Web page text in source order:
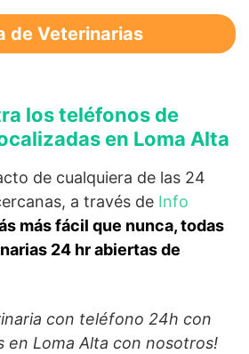
de Veterinarias
los teléfonos de
en Loma Alta
de cualquiera de las 24
a través de Info
más fácil que nunca, todas
24 hr abiertas de
con teléfono 24h con
en Loma Alta con nosotros!